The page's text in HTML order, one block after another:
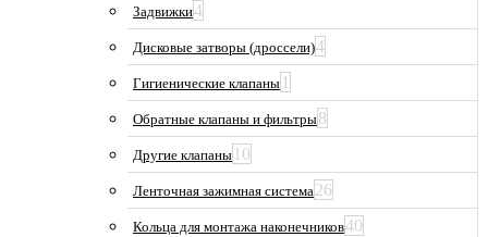
Задвижки4
Дисковые затворы (дроссели)4
Гигиенические клапаны 1
Обратные клапаны и фильтры8
Другие клапаны 10
Ленточная зажимная система26
Кольца для монтажа наконечников40